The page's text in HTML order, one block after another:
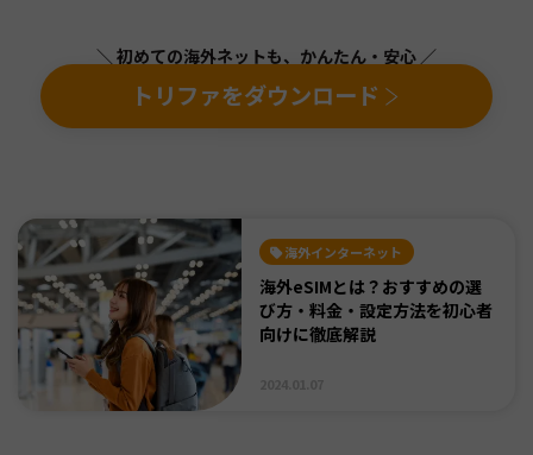
＼ 初めての海外ネットも、かんたん・安心 ／
トリファをダウンロード
海外インターネット
海外eSIMとは？おすすめの選
び方・料金・設定方法を初心者
向けに徹底解説